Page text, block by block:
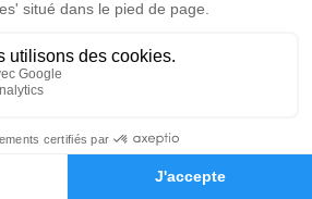
Hommages
Saint-Martin de Westhoffen
Je rends hommage